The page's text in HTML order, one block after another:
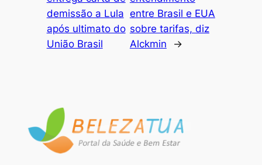
demissão a Lula
após ultimato do
União Brasil
entre Brasil e EUA
sobre tarifas, diz
Alckmin
→